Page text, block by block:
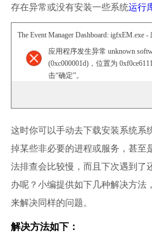
存在异常或没有安装一些系统运行
The Event Manager Dashboard: igfxEM.exe
应用程序发生异常 unknown
(0xc000001d)，位置为
击“确定”。
这时你可以手动去下载安装系统系
掉某些非必要的进程或服务，甚至
法排查会比较慢，而且下次遇到了
办呢？小编提供如下几种解决方法
来解决同样的问题。
解决方法如下：